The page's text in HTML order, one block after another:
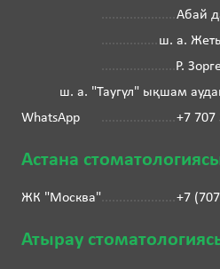
Абай
ш. а.
Р.
ш. а. "Таугүл" ықшам
WhatsApp
+7 707
Астана
ЖК "Москва" +7
Атырау